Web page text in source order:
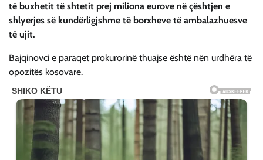
të buxhetit të shtetit prej miliona eurove në çështjen e
shlyerjes së kundërligjshme të borxheve të ambalazhuesve
të ujit.
Bajqinovci e paraqet prokurorinë thuajse është nën urdhëra të
opozitës kosovare.